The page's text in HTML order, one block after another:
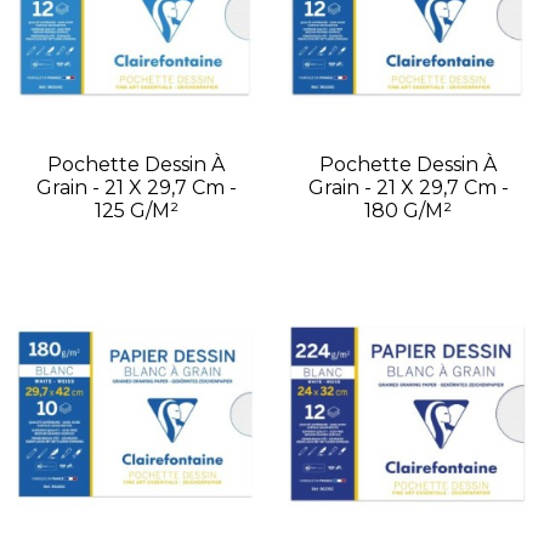
Pochette Dessin À
Grain - 21 X 29,7 Cm -
125 G/m²
Pochette Dessin À
Grain - 21 X 29,7 Cm -
180 G/m²